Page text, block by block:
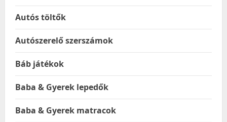
Autós töltők
Autószerelő szerszámok
Báb játékok
Baba & Gyerek lepedők
Baba & Gyerek matracok